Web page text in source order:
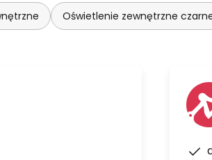
Oświetlenie zewnętrzne